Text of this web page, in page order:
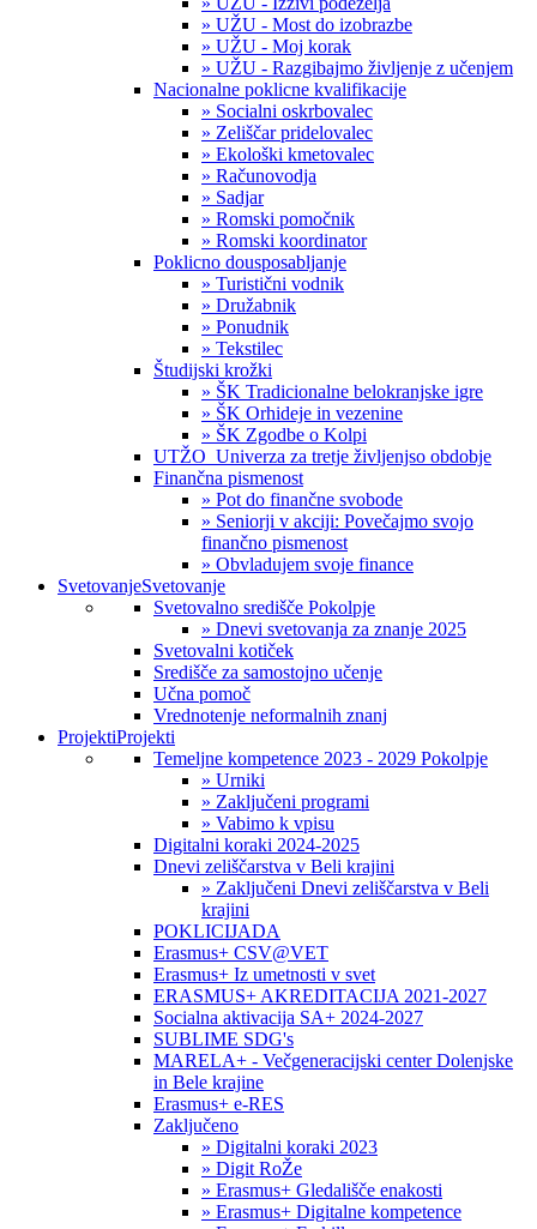
» UŽU - Most do izobrazbe
» UŽU - Moj korak
» UŽU - Razgibajmo življenje z učenjem
Nacionalne poklicne kvalifikacije
» Socialni oskrbovalec
» Zeliščar pridelovalec
» Ekološki kmetovalec
» Računovodja
» Sadjar
» Romski pomočnik
» Romski koordinator
Poklicno dousposabljanje
» Turistični vodnik
» Družabnik
» Ponudnik
» Tekstilec
Študijski krožki
» ŠK Tradicionalne belokranjske igre
» ŠK Orhideje in vezenine
» ŠK Zgodbe o Kolpi
UTŽO_Univerza za tretje življenjso obdobje
Finančna pismenost
» Pot do finančne svobode
» Seniorji v akciji: Povečajmo svojo
finančno pismenost
» Obvladujem svoje finance
SvetovanjeSvetovanje
Svetovalno središče Pokolpje
» Dnevi svetovanja za znanje 2025
Svetovalni kotiček
Središče za samostojno učenje
Učna pomoč
Vrednotenje neformalnih znanj
ProjektiProjekti
Temeljne kompetence 2023 - 2029 Pokolpje
» Urniki
» Zaključeni programi
» Vabimo k vpisu
Digitalni koraki 2024-2025
Dnevi zeliščarstva v Beli krajini
» Zaključeni Dnevi zeliščarstva v Beli
krajini
POKLICIJADA
Erasmus+ CSV@VET
Erasmus+ Iz umetnosti v svet
ERASMUS+ AKREDITACIJA 2021-2027
Socialna aktivacija SA+ 2024-2027
SUBLIME SDG's
MARELA+ - Večgeneracijski center Dolenjske
in Bele krajine
Erasmus+ e-RES
Zaključeno
» Digitalni koraki 2023
» Digit RoŽe
» Erasmus+ Gledališče enakosti
» Erasmus+ Digitalne kompetence